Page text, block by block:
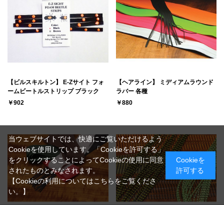
【ビルスキルトン】 E-Zサイト フォ
ームビートルストリップ ブラック
￥902
【ヘアライン】 ミディアムラウンド
ラバー 各種
￥880
当ウェブサイトでは、快適にご覧いただけるよう
Cookieを使用しています。「Cookieを許可する」
をクリックすることによってCookieの使用に同意
されたものとみなされます。
【Cookieの利用についてはこちらをご覧くださ
い。】
Cookieを
許可する